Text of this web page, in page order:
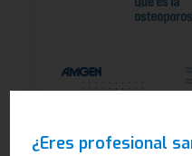
¿Eres profesional
Dra. Silvia González: